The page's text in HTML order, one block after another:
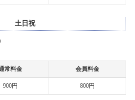
』！第10回
ォース」特別企画『グリペン役・森嶋優
』！第9回
らせ
月)
土日祝
常料金 会員料金
900円 800円